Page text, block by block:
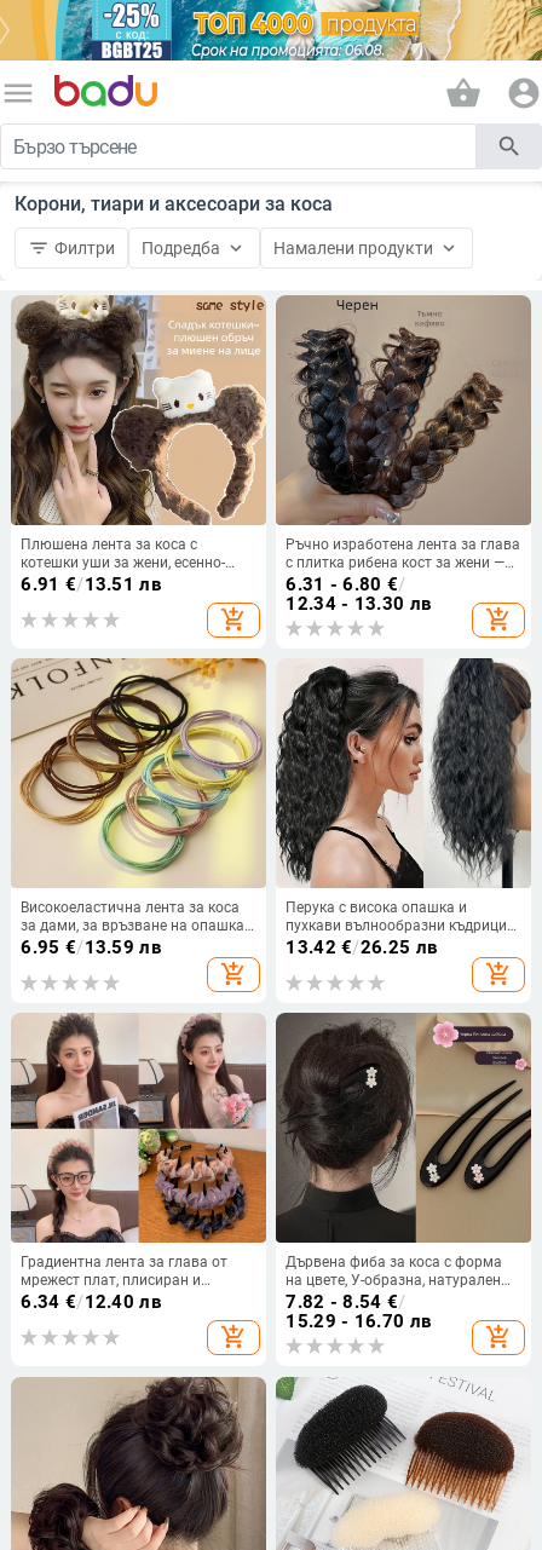
menu shopping_basket account_circle
search
Корони, тиари и аксесоари за коса
filter_list Филтри Подредба keyboard_arrow_down Намалени продукти keyboard_arrow_down
Плюшена лента за коса с
котешки уши за жени, есенно-
зимна нова версия, за измиване
на лице и грим, анимационен
аксесоар за коса
6.91 €/13.51 лв
add_shopping_cart
Ръчно изработена лента за глава
с плитка рибена кост за жени —
стилен аксесоар за коса
6.31 - 6.80 €/
12.34 - 13.30 лв
add_shopping_cart
Високоеластична лента за коса
за дами, за връзване на опашка,
стилна и устойчива четири в
6.95 €/13.59 лв
add_shopping_cart
Перука с висока опашка и
пухкави вълнообразни къдрици
(модел W1989 · термоустойчиви
влакна · може да се боядисва ·
марка Sri)
13.42 €/26.25 лв
add_shopping_cart
Градиентна лента за глава от
мрежест плат, плисиран и
вълнообразен дизайн,
антиплъзгащи зъбци, за жени,
лято
6.34 €/12.40 лв
add_shopping_cart
Дървена фиба за коса с форма
на цвете, У-образна, натурален
стил, пролет 2025, аксесоар за
глава
7.82 - 8.54 €/
15.29 - 16.70 лв
add_shopping_cart